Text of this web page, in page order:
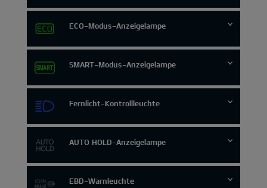
ECO-Modus-Anzeigelampe
SMART-Modus-Anzeigelampe
Fernlicht-Kontrollleuchte
AUTO HOLD-Anzeigelampe
EBD-Warnleuchte